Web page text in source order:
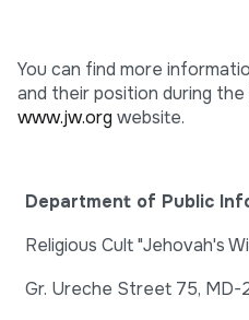
You can find more
and their position during
www.jw.org website.
Department of Public
Religious Cult "Jehovah's
Gr. Ureche Street 75, MD-